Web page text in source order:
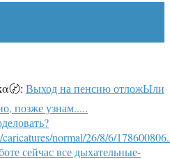
〄: Выход на пенсию отложЫли
позже узнам.....
normal/26/8/6/
сейчас все дыхательные-